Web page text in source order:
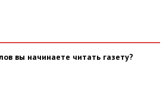
вы начинаете читать газету?